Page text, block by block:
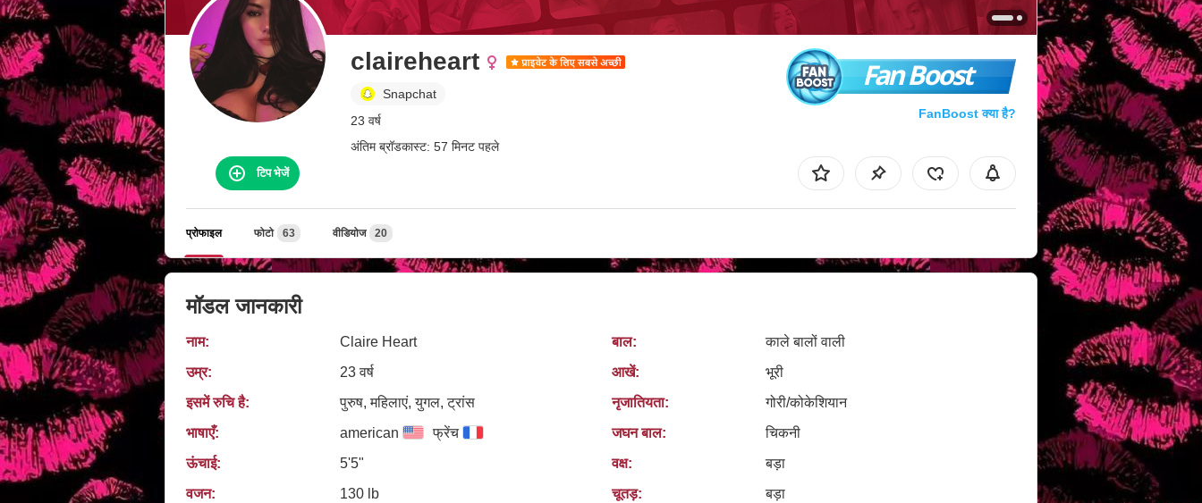
claireheart
Snapchat
23 वर्ष
अंतिम ब्रॉडकास्ट: 57 मिनट पहले
Fan Boost
FanBoost क्या है?
टिप भेजें
प्रोफाइल फोटो 63 वीडियोज 20
मॉडल जानकारी
नाम:
Claire Heart
उम्र:
23 वर्ष
इसमें रुचि है:
पुरुष, महिलाएं, युगल, ट्रांस
भाषाएँ:
american फ्रेंच
ऊंचाई:
5'5"
वजन:
130 lb
बाल:
काले बालों वाली
आखें:
भूरी
नृजातियता:
गोरी/कोकेशियान
जघन बाल:
चिकनी
वक्ष:
बड़ा
चूतड़:
बड़ा